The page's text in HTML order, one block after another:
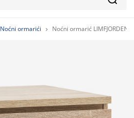
Noćni ormarići Noćni ormarić LIMFJORDEN